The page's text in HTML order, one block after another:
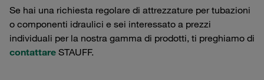
Se hai una richiesta regolare di attrezzature per tubazioni
o componenti idraulici e sei interessato a prezzi
individuali per la nostra gamma di prodotti, ti preghiamo di
contattare STAUFF.